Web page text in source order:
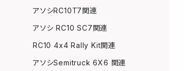
アソシRC10T7関連
アソシ RC10 SC7関連
RC10 4x4 Rally Kit関連
アソシSemitruck 6X6 関連